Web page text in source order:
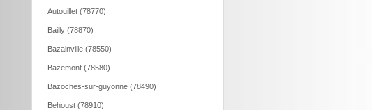
Autouillet (78770)
Bailly (78870)
Bazainville (78550)
Bazemont (78580)
Bazoches-sur-guyonne (78490)
Behoust (78910)